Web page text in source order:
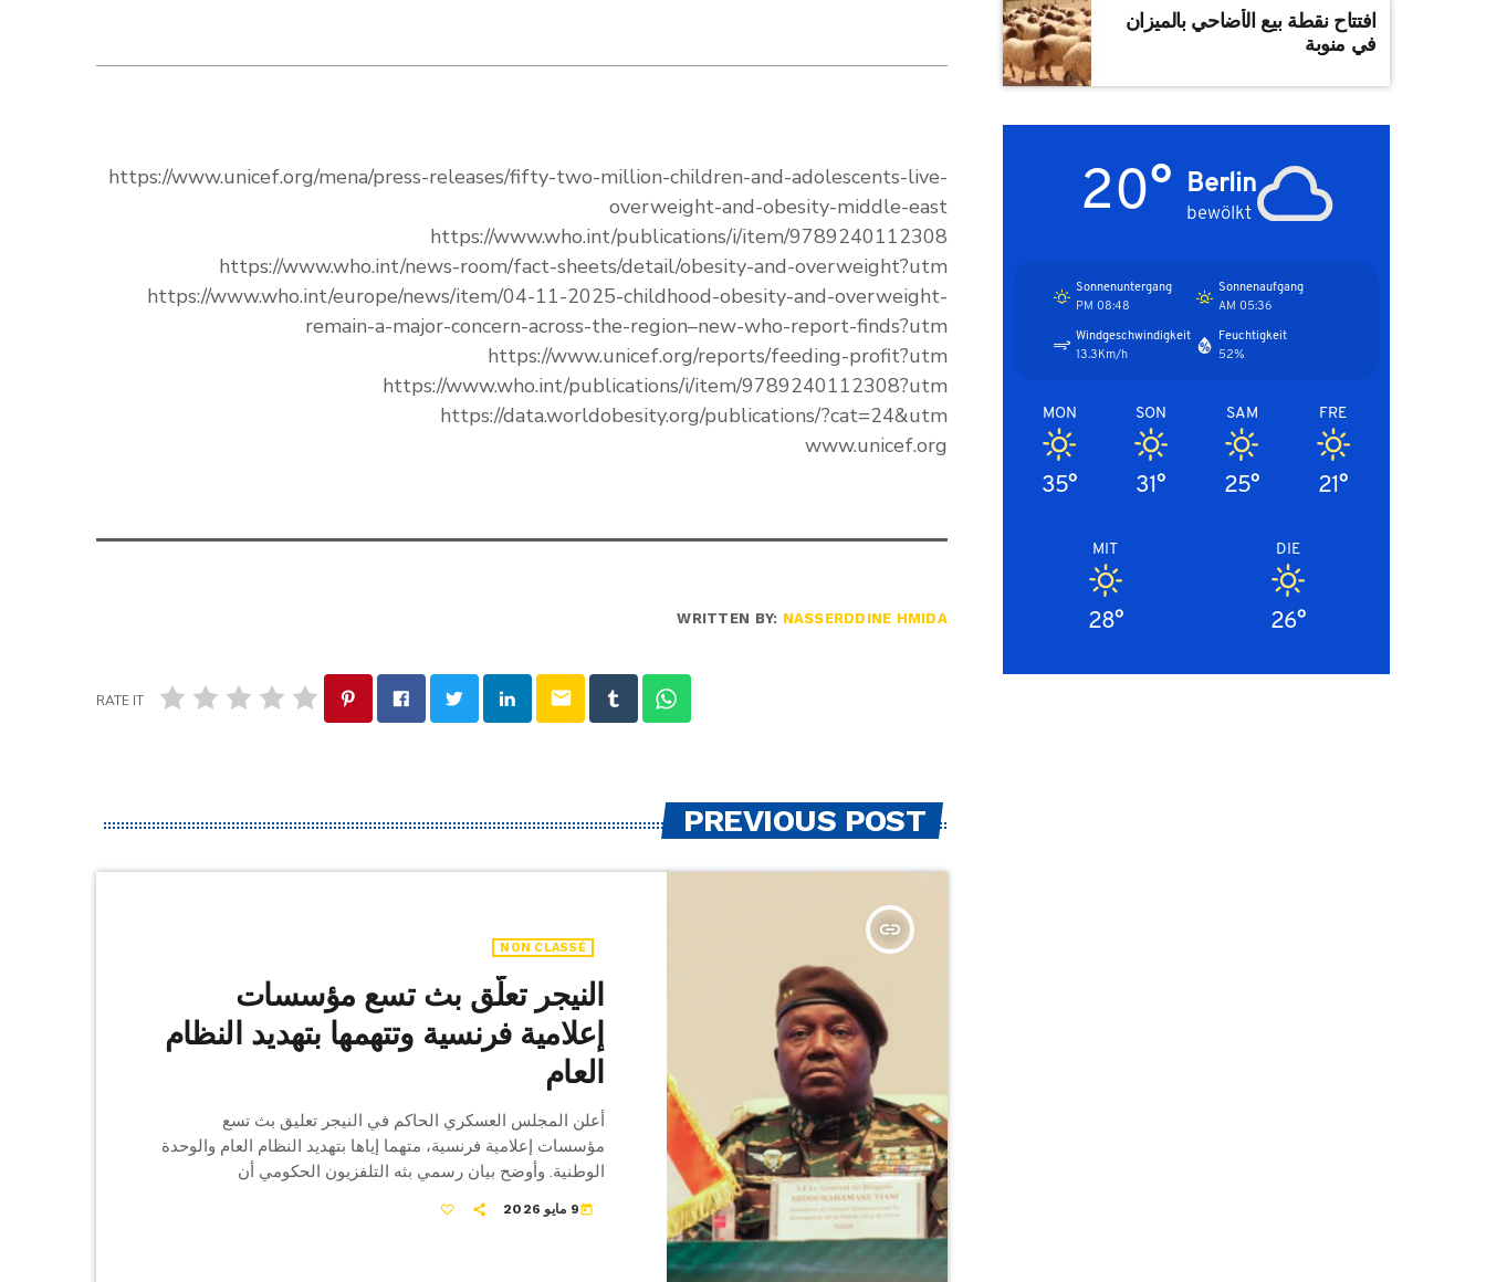
https://www.unicef.org/mena/press-releases/fifty-two-million-children-and-adolescents-live-
overweight-and-obesity-middle-east
https://www.who.int/publications/i/item/9789240112308
https://www.who.int/news-room/fact-sheets/detail/obesity-and-overweight?utm
https://www.who.int/europe/news/item/04-11-2025-childhood-obesity-and-overweight-
remain-a-major-concern-across-the-region–new-who-report-finds?utm
https://www.unicef.org/reports/feeding-profit?utm
https://www.who.int/publications/i/item/9789240112308?utm
https://data.worldobesity.org/publications/?cat=24&utm
www.unicef.org
WRITTEN BY: NASSERDDINE HMIDA
email
RATE IT
PREVIOUS POST
insert_link
NON CLASSÉ
النيجر تعلّق بث تسع مؤسسات
إعلامية فرنسية وتتهمها بتهديد النظام
العام
أعلن المجلس العسكري الحاكم في النيجر تعليق بث تسع
مؤسسات إعلامية فرنسية، متهما إياها بتهديد النظام العام والوحدة
الوطنية. وأوضح بيان رسمي بثه التلفزيون الحكومي أن
والتماسك الاجتماعي”، مشيرا إلى أن قرار التعليق يشمل منصات
today9 مايو 2026
افتتاح نقطة بيع الأضاحي بالميزان
في منوبة
Berlin
bewölkt
20°
Sonnenaufgang
05:36 AM
Sonnenuntergang
08:48 PM
Feuchtigkeit
52%
Windgeschwindigkeit
13.3Km/h
FRE
21°
SAM
25°
SON
31°
MON
35°
DIE
26°
MIT
28°